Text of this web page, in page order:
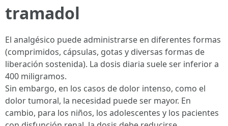
tramadol
El analgésico puede administrarse en diferentes formas
(comprimidos, cápsulas, gotas y diversas formas de
liberación sostenida). La dosis diaria suele ser inferior a
400 miligramos.
Sin embargo, en los casos de dolor intenso, como el
dolor tumoral, la necesidad puede ser mayor. En
cambio, para los niños, los adolescentes y los pacientes